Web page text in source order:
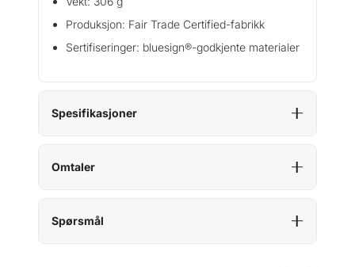
Produksjon: Fair Trade Certified-fabrikk
Sertifiseringer: bluesign®-godkjente materialer
Spesifikasjoner
Omtaler
Spørsmål